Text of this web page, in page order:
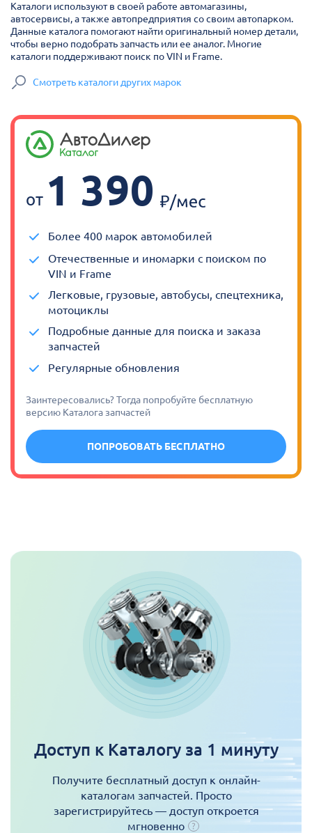
Каталоги используют в своей работе автомагазины,
автосервисы, а также автопредприятия со своим автопарком.
Данные каталога помогают найти оригинальный номер детали,
чтобы верно подобрать запчасть или ее аналог. Многие
каталоги поддерживают поиск по VIN и Frame.
Смотреть каталоги других марок
от 1 390
Более 400 марок автомобилей
Отечественные и иномарки с поиском по
VIN и Frame
Легковые, грузовые, автобусы, спецтехника,
мотоциклы
Подробные данные для поиска и заказа
запчастей
Регулярные обновления
Заинтересовались? Тогда попробуйте бесплатную
версию Каталога запчастей
ПОПРОБОВАТЬ БЕСПЛАТНО
Доступ к Каталогу за 1 минуту
Получите бесплатный доступ к онлайн-
каталогам запчастей. Просто
зарегистрируйтесь — доступ откроется
мгновенно